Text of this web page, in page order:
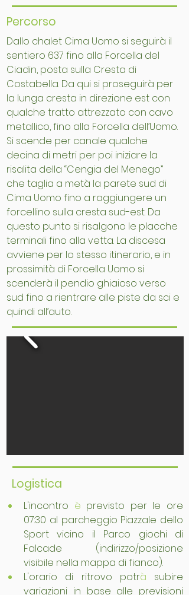
Percorso
Dallo chalet Cima Uomo si seguirà il
sentiero 637 fino alla Forcella del
Ciadin, posta sulla Cresta di
Costabella. Da qui si proseguirà per
la lunga cresta in direzione est con
qualche tratto attrezzato con cavo
metallico, fino alla Forcella dell’Uomo.
Si scende per canale qualche
decina di metri per poi iniziare la
risalita della “Cengia del Menego”
che taglia a metà la parete sud di
Cima Uomo fino a raggiungere un
forcellino sulla cresta sud-est. Da
questo punto si risalgono le placche
terminali fino alla vetta. La discesa
avviene per lo stesso itinerario, e in
prossimità di Forcella Uomo si
scenderà il pendio ghiaioso verso
sud fino a rientrare alle piste da sci e
quindi all’auto.
Logistica
L'incontro è previsto per le ore
07:30 al parcheggio Piazzale dello
Sport vicino il Parco giochi di
Falcade (indirizzo/posizione
visibile nella mappa di fianco).
L'orario di ritrovo potrà subire
variazioni in base alle previsioni